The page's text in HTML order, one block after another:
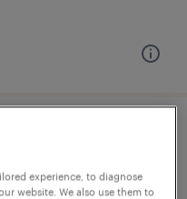
experience, to diagnose
website. We also use them to